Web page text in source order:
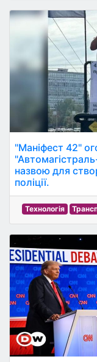
"Маніфест 42"
назвою для
поліції.
Технологія